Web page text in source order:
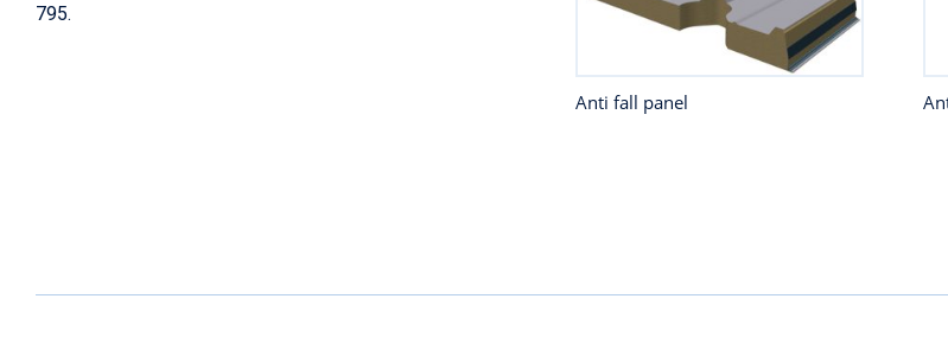
795.
Anti fall panel